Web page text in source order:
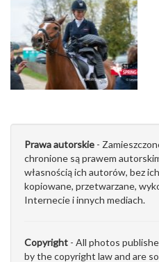
Prawa autorskie -
chronione są prawem
własnością ich autorów, bez
kopiowane, przetwarzane,
Internecie i innych mediach.
Copyright - All photos
by the copyright law and are